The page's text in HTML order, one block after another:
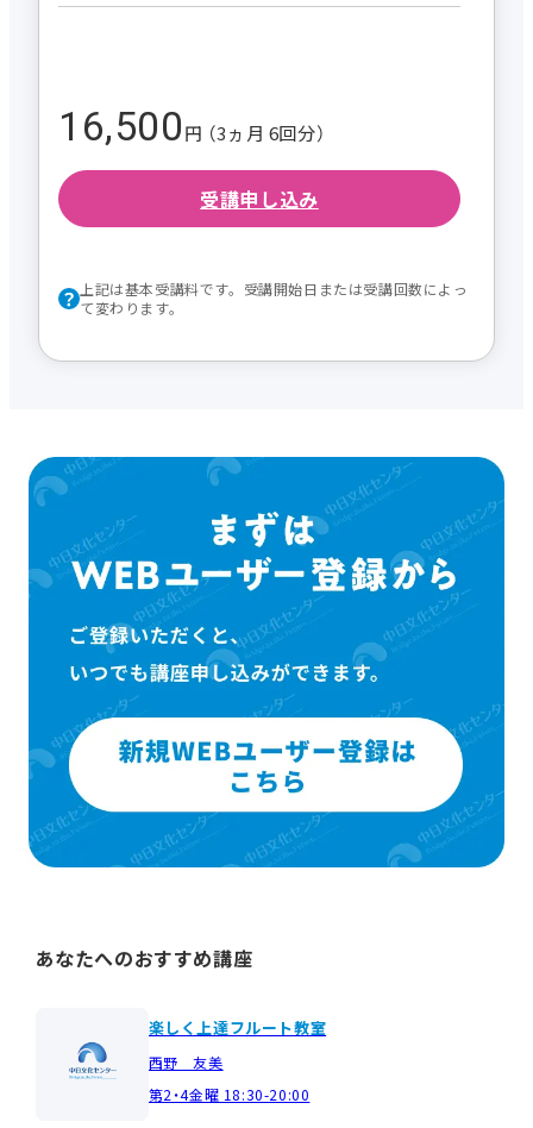
16,500円 （3ヵ月 6回分）
受講申し込み
上記は基本受講料です。受講開始日または受講回数によっ
て変わります。
あなたへのおすすめ講座
楽しく上達フルート教室
西野 友美
第2・4金曜 18:30-20:00